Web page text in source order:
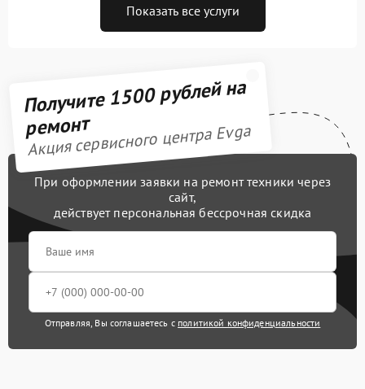
Показать все услуги
Получите 1500 рублей на
ремонт
Акция сервисного центра Evga
При оформлении заявки на ремонт техники через
сайт,
действует персональная бессрочная скидка
Отправляя, Вы соглашаетесь с политикой конфиденциальности